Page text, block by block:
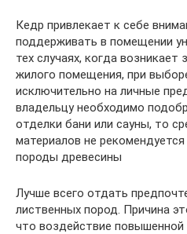
Кедр привлекает к себе
поддерживать в помещении
тех случаях, когда возникает
жилого помещения, при
исключительно на личные
владельцу необходимо
отделки бани или сауны, то
материалов не
породы древесины
Лучше всего отдать
лиственных пород. Причина
что воздействие повышенной